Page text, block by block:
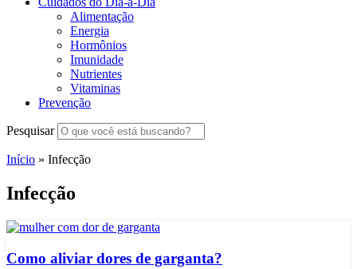
Alimentação
Energia
Hormônios
Imunidade
Nutrientes
Vitaminas
Prevenção
Pesquisar
Início » Infecção
Infecção
Como aliviar dores de garganta?